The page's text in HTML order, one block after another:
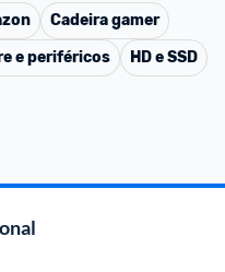
Cadeira gamer
e periféricos
HD e SSD